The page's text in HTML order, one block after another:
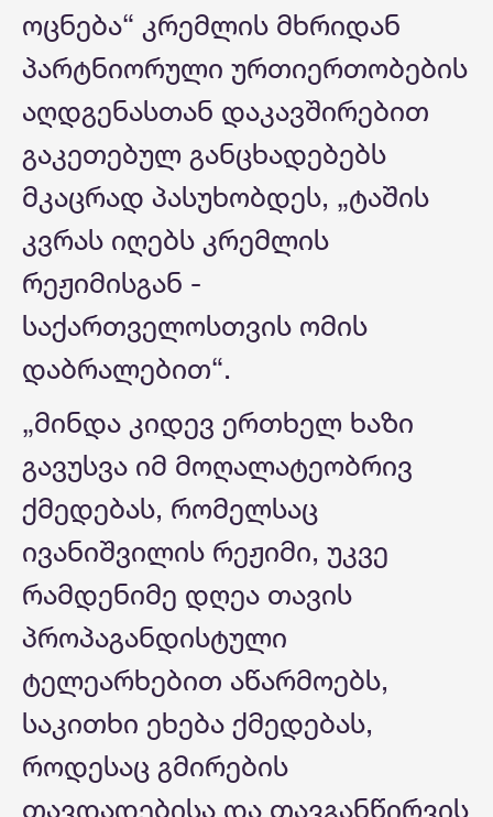
ოცნება“ კრემლის მხრიდან
პარტნიორული ურთიერთობების
აღდგენასთან დაკავშირებით
გაკეთებულ განცხადებებს
მკაცრად პასუხობდეს, „ტაშის
კვრას იღებს კრემლის
რეჟიმისგან -
საქართველოსთვის ომის
დაბრალებით“.
„მინდა კიდევ ერთხელ ხაზი
გავუსვა იმ მოღალატეობრივ
ქმედებას, რომელსაც
ივანიშვილის რეჟიმი, უკვე
რამდენიმე დღეა თავის
პროპაგანდისტული
ტელეარხებით აწარმოებს,
საკითხი ეხება ქმედებას,
როდესაც გმირების
თავდადებისა და თავგანწირვის